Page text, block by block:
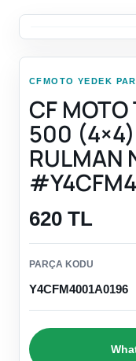
CFMOTO YEDEK
CF MOTO
500
RULMAN
620 TL
PARÇA KODU
Y4CFM4001A0196